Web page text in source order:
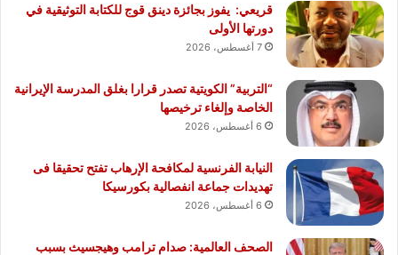
قريعي: يفوز بجائزة دينق قوج للكتابة التوثيقية في
دورتها الأولى
7 أغسطس، 2026
“التربية” الكويتية تصدر قرارا بغلق المدرسة الإيرانية
الخاصة وإلغاء ترخيصها
6 أغسطس، 2026
النيابة الفرنسية لمكافحة الإرهاب تفتح تحقيقا فى
تهديدات جماعة انفصالية بكورسيكا
6 أغسطس، 2026
الصحف العالمية: صدام ترامب وهيجسيث بسبب